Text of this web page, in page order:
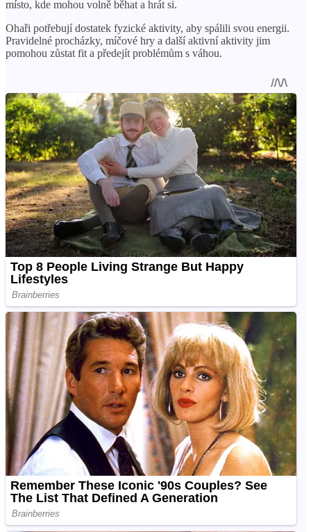
místo, kde mohou volně běhat a hrát si.
Ohaři potřebují dostatek fyzické aktivity, aby spálili svou energii.
Pravidelné procházky, míčové hry a další aktivní aktivity jim
pomohou zůstat fit a předejít problémům s váhou.